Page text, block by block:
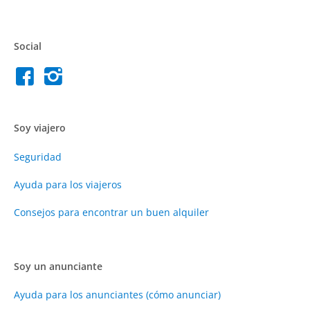
Social
Soy viajero
Seguridad
Ayuda para los viajeros
Consejos para encontrar un buen alquiler
Soy un anunciante
Ayuda para los anunciantes (cómo anunciar)